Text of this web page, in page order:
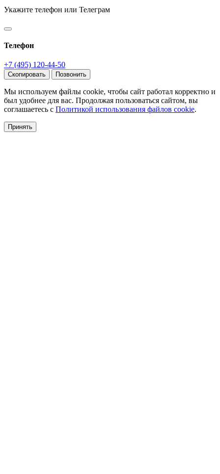
Укажите телефон или Телеграм
Телефон
+7 (495) 120-44-50
Скопировать Позвонить
Мы используем файлы cookie, чтобы сайт работал корректно и
был удобнее для вас. Продолжая пользоваться сайтом, вы
соглашаетесь с Политикой использования файлов cookie.
Принять